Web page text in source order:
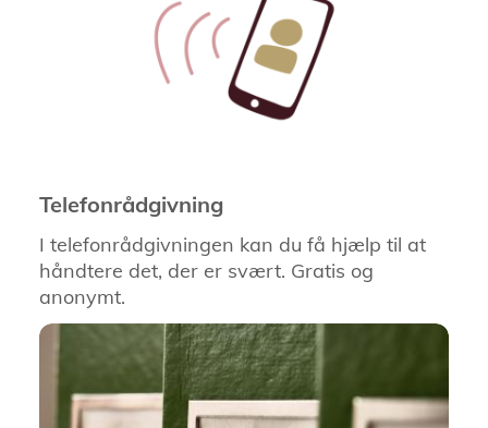
Telefonrådgivning
I telefonrådgivningen kan du få hjælp til at
håndtere det, der er svært. Gratis og
anonymt.